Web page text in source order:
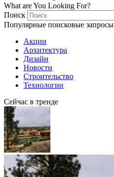
What are You Looking For?
Поиск
Популярные поисковые запросы
Акции
Архитектура
Дизайн
Новости
Строительство
Технологии
Сейчас в тренде